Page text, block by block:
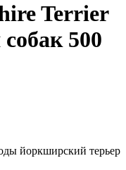
Terrier
500
йоркширский терьер